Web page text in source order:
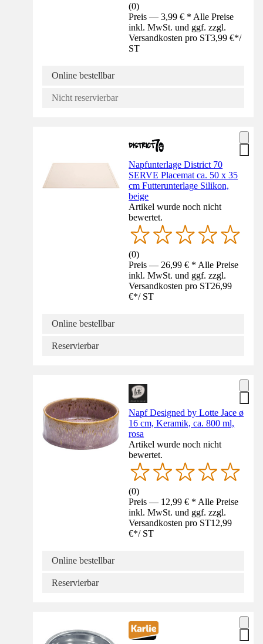
(0)
Preis — 3,99 € * Alle Preise
inkl. MwSt. und ggf. zzgl.
Versandkosten pro ST3,99 €*/
ST
Online bestellbar
Nicht reservierbar
Napfunterlage District 70
SERVE Placemat ca. 50 x 35
cm Futterunterlage Silikon,
beige
Artikel wurde noch nicht
bewertet.
(0)
Preis — 26,99 € * Alle Preise
inkl. MwSt. und ggf. zzgl.
Versandkosten pro ST26,99
€*/ ST
Online bestellbar
Reservierbar
Napf Designed by Lotte Jace ø
16 cm, Keramik, ca. 800 ml,
rosa
Artikel wurde noch nicht
bewertet.
(0)
Preis — 12,99 € * Alle Preise
inkl. MwSt. und ggf. zzgl.
Versandkosten pro ST12,99
€*/ ST
Online bestellbar
Reservierbar